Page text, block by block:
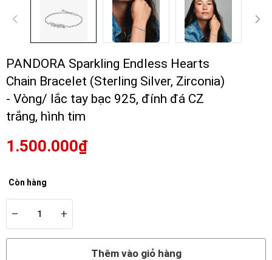
PANDORA Sparkling Endless Hearts
Chain Bracelet (Sterling Silver, Zirconia)
- Vòng/ lắc tay bạc 925, đính đá CZ
trắng, hình tim
1.500.000₫
Còn hàng
– +
Thêm vào giỏ hàng